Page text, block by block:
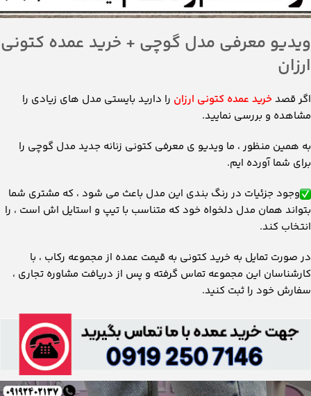
ویدیو معرفی مدل گوچی + خرید عمده کتونی
ارزان
اگر قصد خرید عمده کتونی ارزان را دارید بایستی مدل های زیادی را
مشاهده و بررسی نمایید.
به همین منظور ، ما ویدیو ی معرفی کتونی زنانه جدید مدل گوچی را
برای شما آورده ایم.
وجود جزئیات در رنگ بندی این مدل باعث می شود ، که مشتری شما
بتواند همان مدل دلخواه خود که متناسب با تیپ و استایل اش است ، را
انتخاب کند.
در صورت تمایل به خرید کتونی به قیمت عمده از مجموعه رکاب ، با
کارشناسان این مجموعه تماس گرفته و پس از دریافت مشاوره تجاری ،
سفارش خود را ثبت کنید.